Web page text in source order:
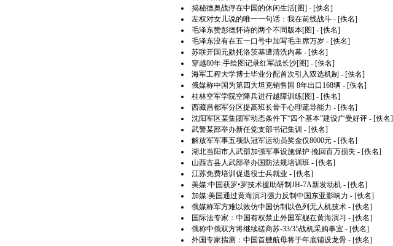
揭秘德奥战俘在中国的休闲生活[图] - [佚名]
左权对女儿说的唯一一句话：我在前线战斗 - [佚名]
毛泽东赞彭德怀诗的两个不同版本[图] - [佚名]
毛泽东没有在五一口号中加写毛主席万岁 - [佚名]
苏联开国元勋托洛茨基遭清洗内幕 - [佚名]
穿越80年:手绘图记录红军战长沙[图] - [佚名]
海军工程大学博士毕业分配首次引入双选机制 - [佚名]
俄媒称中国为第四大坦克销售国 8年出口168辆 - [佚名]
桂林空军学院空降兵进行越障训练[图] - [佚名]
西藏昌都军分区提高班长骨干心理疏导能力 - [佚名]
沈阳军区某集团军动态条件下“四个基本”建设广受好评 - [佚名]
武警某部举办新任党支部书记集训 - [佚名]
解放军军事五项队冠军运动员奖金仅8000元 - [佚名]
湖北当阳市人武部加强军事设施保护 挽回百万损失 - [佚名]
山西古县人武部举办国防法规培训班 - [佚名]
江苏免费培训促退役士兵就业 - [佚名]
美媒:中国获罗•罗技术援助研制JH-7A新发动机 - [佚名]
加媒:美国通过黄海演习强力反制中国东亚影响力 - [佚名]
俄媒称军方难以效仿中国仿制以色列无人机技术 - [佚名]
国际法专家：中国有权禁止外国军舰在黄海演习 - [佚名]
俄称中俄双方将继续磋商苏-33/35战机采购事宜 - [佚名]
外国专家揣测：中国首艘航母将于年底铺设龙骨 - [佚名]